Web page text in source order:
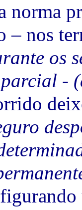
norma
– nos
os
-